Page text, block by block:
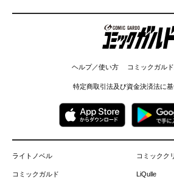
コミックガルド
ヘルプ／使い方 コミックガル
特定商取引法及び資金決済法に
ライトノベル
コミックガルド
コミックク
LiQulle